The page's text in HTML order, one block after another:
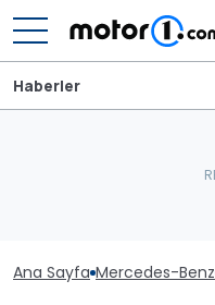
Haberler
Ana Sayfa Mercedes-Benz